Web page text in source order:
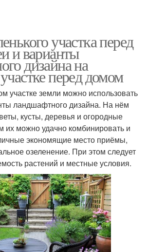
участка перед
и варианты
дизайна на
перед домом
участке земли можно использовать
ландшафтного дизайна. На нём
кусты, деревья и огородные
их можно удачно комбинировать и
экономящие место приёмы,
озеленение. При этом следует
растений и местные условия.